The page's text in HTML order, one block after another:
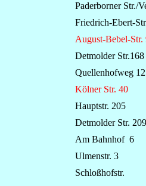
Paderborner Str./
Friedrich-Ebert-
August-Bebel-Str.
Detmolder Str.168
Quellenhofweg
Kölner Str. 40
Hauptstr. 205
Detmolder Str. 209
Am Bahnhof 6
Ulmenstr. 3
Schloßhofstr.